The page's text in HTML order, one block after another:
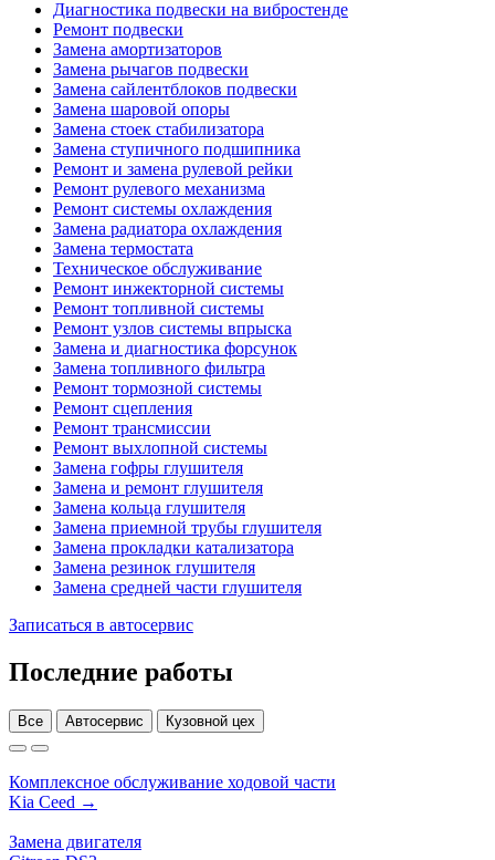
Диагностика подвески на вибростенде
Ремонт подвески
Замена амортизаторов
Замена рычагов подвески
Замена сайлентблоков подвески
Замена шаровой опоры
Замена стоек стабилизатора
Замена ступичного подшипника
Ремонт и замена рулевой рейки
Ремонт рулевого механизма
Ремонт системы охлаждения
Замена радиатора охлаждения
Замена термостата
Техническое обслуживание
Ремонт инжекторной системы
Ремонт топливной системы
Ремонт узлов системы впрыска
Замена и диагностика форсунок
Замена топливного фильтра
Ремонт тормозной системы
Ремонт сцепления
Ремонт трансмиссии
Ремонт выхлопной системы
Замена гофры глушителя
Замена и ремонт глушителя
Замена кольца глушителя
Замена приемной трубы глушителя
Замена прокладки катализатора
Замена резинок глушителя
Замена средней части глушителя
Записаться в автосервис
Последние работы
Все Автосервис Кузовной цех
Комплексное обслуживание ходовой части
Kia Ceed →
Замена двигателя